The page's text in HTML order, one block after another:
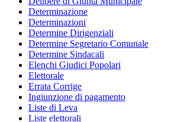
Determinazione
Determinazioni
Determine Dirigenziali
Determine Segretario Comunale
Determine Sindacali
Elenchi Giudici Popolari
Elettorale
Errata Corrige
Ingiunzione di pagamento
Liste di Leva
Liste elettorali